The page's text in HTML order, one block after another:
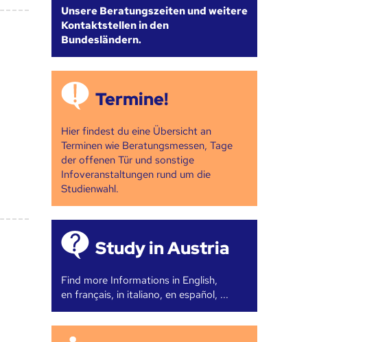
Unsere Beratungszeiten und weitere
Kontaktstellen in den
Bundesländern.
Termine!
Hier findest du eine Übersicht an
Terminen wie Beratungsmessen, Tage
der offenen Tür und sonstige
Infoveranstaltungen rund um die
Studienwahl.
Study in Austria
Find more Informations in English,
en français, in italiano, en español, ...